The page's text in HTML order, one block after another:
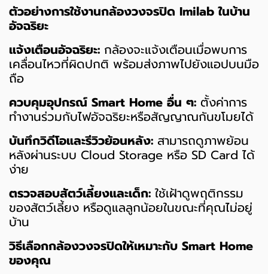
ตัวอย่างการใช้งานกล้องวงจรปิด Imilab ในบ้าน
อัจฉริยะ
แจ้งเตือนอัจฉริยะ: กล้องจะแจ้งเตือนเมื่อพบการ
เคลื่อนไหวที่ผิดปกติ พร้อมส่งภาพไปยังแอปบนมือ
ถือ
ควบคุมอุปกรณ์ Smart Home อื่น ๆ: ตั้งค่าการ
ทำงานร่วมกับไฟอัจฉริยะหรือสัญญาณกันขโมยได้
บันทึกวิดีโอและรีวิวย้อนหลัง: สามารถดูภาพย้อน
หลังผ่านระบบ Cloud Storage หรือ SD Card ได้
ง่าย
ตรวจสอบสัตว์เลี้ยงและเด็ก: ใช้เฝ้าดูพฤติกรรม
ของสัตว์เลี้ยง หรือดูแลลูกน้อยในขณะที่คุณไม่อยู่
บ้าน
วิธีเลือกกล้องวงจรปิดให้เหมาะกับ Smart Home
ของคุณ